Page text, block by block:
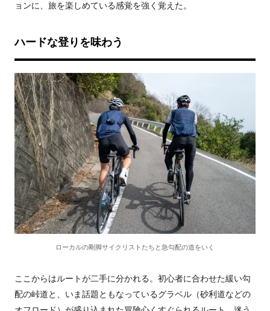
ョンに、旅を楽しめている感覚を強く覚えた。
ハードな登りを味わう
ローカルの剛脚サイクリストたちと急勾配の道をいく
ここからはルートが二手に分かれる。初心者に合わせた緩い勾
配の峠道と、いま話題ともなっているグラベル（砂利道などの